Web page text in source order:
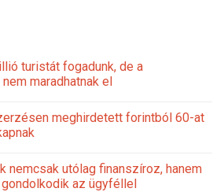
turistát fogadunk, de a
maradhatnak el
meghirdetett forintból 60-at
nemcsak utólag finanszíroz, hanem
az ügyféllel